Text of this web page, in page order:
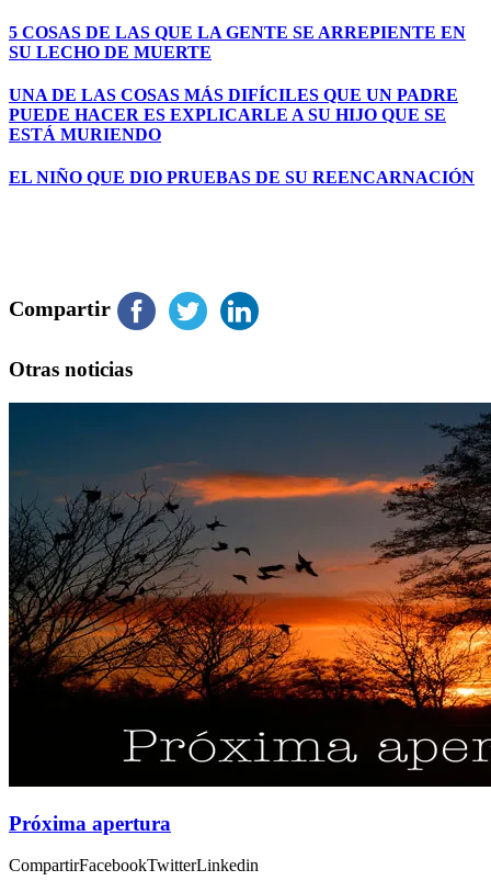
5 COSAS DE LAS QUE LA GENTE SE ARREPIENTE EN
SU LECHO DE MUERTE
UNA DE LAS COSAS MÁS DIFÍCILES QUE UN PADRE
PUEDE HACER ES EXPLICARLE A SU HIJO QUE SE
ESTÁ MURIENDO
EL NIÑO QUE DIO PRUEBAS DE SU REENCARNACIÓN
Compartir
Otras noticias
Próxima apertura
CompartirFacebookTwitterLinkedin